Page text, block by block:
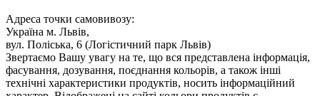
Адреса точки самовивозу:
Україна м. Львів,
вул. Поліська, 6 (Логістичний парк Львів)
Звертаємо Вашу увагу на те, що вся представлена інформація,
фасування, дозування, поєднання кольорів, а також інші
технічні характеристики продуктів, носить інформаційний